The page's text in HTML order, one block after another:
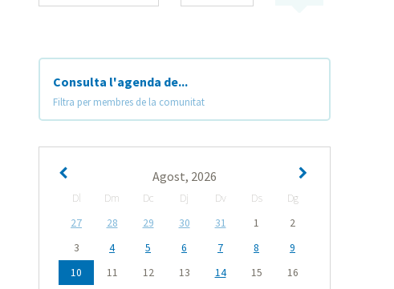
Consulta l'agenda de...
Filtra per membres de la comunitat
Agost, 2026
Dl Dm Dc Dj Dv Ds
Dg
27
28 29 30 31 1
2
3
4 5 6 7 8
9
10
11 12 13 14 15
16